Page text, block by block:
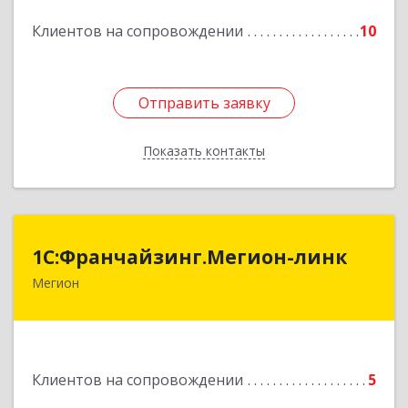
Клиентов на сопровождении 10
Отправить заявку
Показать контакты
Подробнее
Отправить заявку
Назад
1С:Франчайзинг.Мегион-линк
Мегион
Клиентов на сопровождении 5
1С:Франчайзинг.Мегион-линк